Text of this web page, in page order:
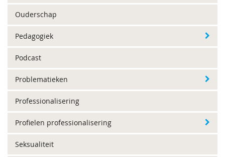
Ouderschap
Pedagogiek
Podcast
Problematieken
Professionalisering
Profielen professionalisering
Seksualiteit